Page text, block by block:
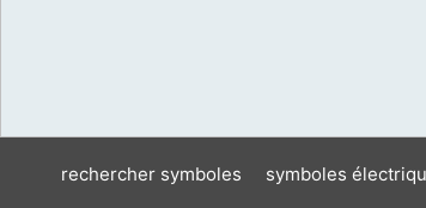
rechercher symboles symboles